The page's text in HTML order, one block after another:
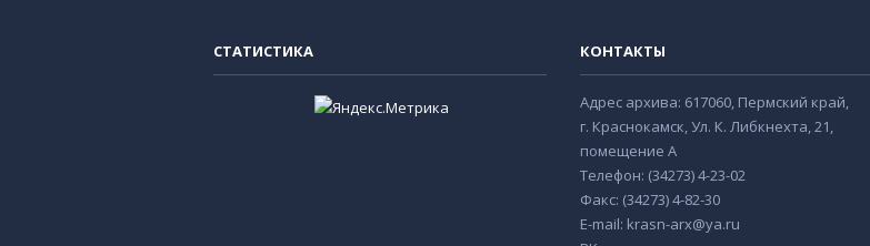
СТАТИСТИКА КОНТАКТЫ
Адрес архива: 617060, Пермский край,
г. Краснокамск, Ул. К. Либкнехта, 21,
помещение А
Телефон: (34273) 4-23-02
Факс: (34273) 4-82-30
E-mail: krasn-arx@ya.ru